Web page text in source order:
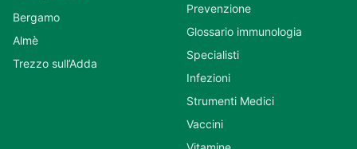
Bergamo
Almè
Trezzo sull’Adda
Prevenzione
Glossario immunologia
Specialisti
Infezioni
Strumenti Medici
Vaccini